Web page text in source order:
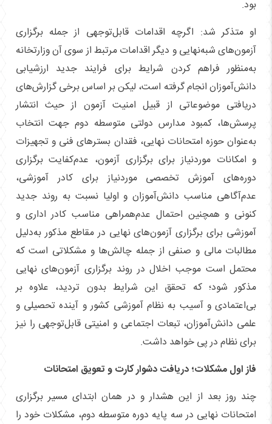
بود.
او متذکر شد: اگرچه اقدامات قابل‌توجهی از جمله برگزاری
آزمون‌های شبه‌نهایی و دیگر اقدامات مرتبط از سوی آن وزارتخانه
به‌منظور فراهم کردن شرایط برای فرایند جدید ارزشیابی
دانش‌آموزان انجام گرفته است، لیکن بر اساس برخی گزارش‌های
دریافتی موضوعاتی از قبیل امنیت آزمون از حیث انتشار
پرسش‌ها، کمبود مدارس دولتی متوسطه دوم جهت انتخاب
به‌عنوان حوزه امتحانات نهایی، فقدان بسترهای فنی و تجهیزات
و امکانات موردنیاز برای برگزاری آزمون، عدم‌کفایت برگزاری
دوره‌های آموزش تخصصی موردنیاز برای کادر آموزشی،
عدم‌آگاهی مناسب دانش‌آموزان و اولیا نسبت به روند جدید
کنونی و همچنین احتمال عدم‌همراهی مناسب کادر اداری و
آموزشی برای برگزاری آزمون‌های نهایی در مقاطع مذکور به‌دلیل
مطالبات مالی و صنفی از جمله چالش‌ها و مشکلاتی است که
محتمل است موجب اخلال در روند برگزاری آزمون‌های نهایی
مذکور شود؛ که تحقق این شرایط بدون تردید، علاوه بر
بی‌اعتمادی و آسیب به نظام آموزشی کشور و آینده تحصیلی و
علمی دانش‌آموزان، تبعات اجتماعی و امنیتی قابل‌توجهی را نیز
برای نظام در پی خواهد داشت.
فاز اول مشکلات؛ دریافت دشوار کارت و تعویق امتحانات
چند روز بعد از این هشدار و در همان ابتدای مسیر برگزاری
امتحانات نهایی در سه پایه دوره متوسطه دوم، مشکلات خود را